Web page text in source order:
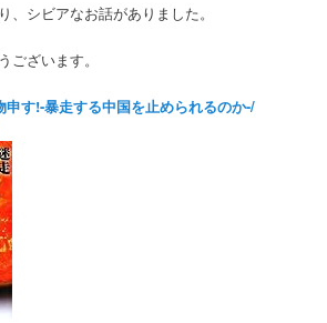
、シビアなお話がありました。
ございます。
申す!-暴走する中国を止められるのか-/